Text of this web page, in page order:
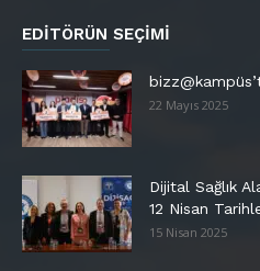
EDITÖRÜN SEÇIMI
22 Mayıs 2025
Dijital Sağlık
12 Nisan
15 Nisan 2025